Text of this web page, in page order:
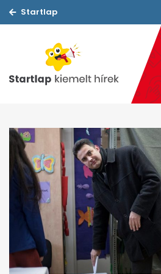
Startlap